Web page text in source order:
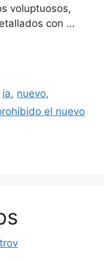
voluptuosos,
con …
ia, nuevo,
el nuevo